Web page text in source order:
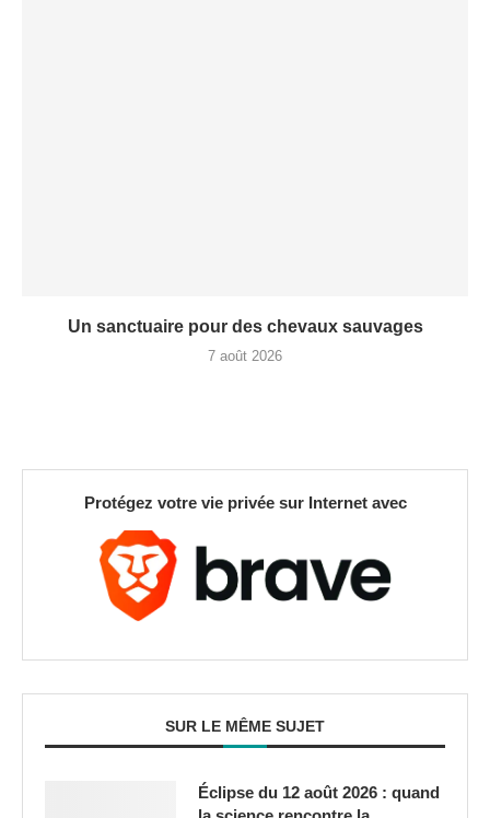
Un sanctuaire pour des chevaux sauvages
7 août 2026
Protégez votre vie privée sur Internet avec
SUR LE MÊME SUJET
Éclipse du 12 août 2026 : quand